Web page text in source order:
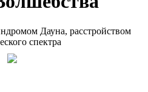
Дауна, расстройством
спектра